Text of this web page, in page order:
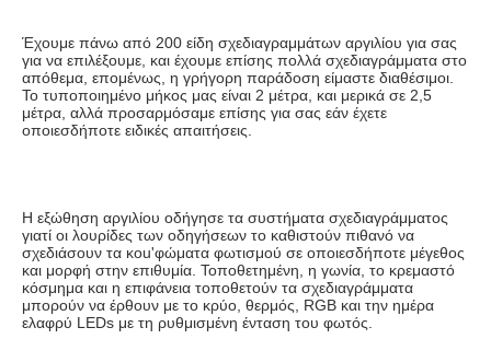
Έχουμε πάνω από 200 είδη σχεδιαγραμμάτων αργιλίου για σας
για να επιλέξουμε, και έχουμε επίσης πολλά σχεδιαγράμματα στο
απόθεμα, επομένως, η γρήγορη παράδοση είμαστε διαθέσιμοι.
Το τυποποιημένο μήκος μας είναι 2 μέτρα, και μερικά σε 2,5
μέτρα, αλλά προσαρμόσαμε επίσης για σας εάν έχετε
οποιεσδήποτε ειδικές απαιτήσεις.
Η εξώθηση αργιλίου οδήγησε τα συστήματα σχεδιαγράμματος
γιατί οι λουρίδες των οδηγήσεων το καθιστούν πιθανό να
σχεδιάσουν τα κοu'φώματα φωτισμού σε οποιεσδήποτε μέγεθος
και μορφή στην επιθυμία. Τοποθετημένη, η γωνία, το κρεμαστό
κόσμημα και η επιφάνεια τοποθετούν τα σχεδιαγράμματα
μπορούν να έρθουν με το κρύο, θερμός, RGB και την ημέρα
ελαφρύ LEDs με τη ρυθμισμένη ένταση του φωτός.